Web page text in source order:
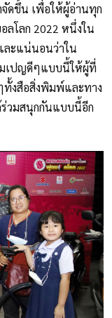
ดขึ้น เพื่อให้ผู้อ่านทุก
ลโลก 2022 หนึ่งใน
ละแน่นอนว่าใน
มเปญดีๆแบบนี้ให้ผู้ที่
งสือสิ่งพิมพ์และทาง
ร่วมสนุกกันแบบนี้อีก